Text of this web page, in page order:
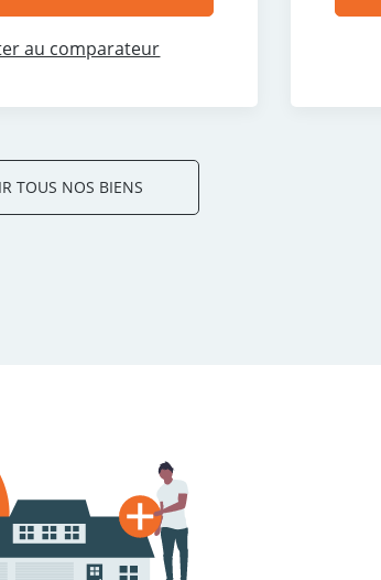
au comparateur
TOUS NOS BIENS